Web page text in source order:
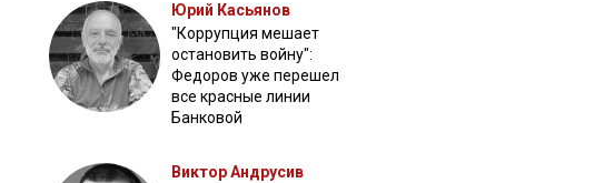
Юрий Касьянов
"Коррупция мешает
остановить войну":
Федоров уже перешел
все красные линии
Банковой
Виктор Андрусив